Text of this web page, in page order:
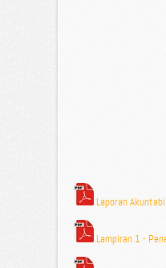
Laporan
Lampiran 1 -